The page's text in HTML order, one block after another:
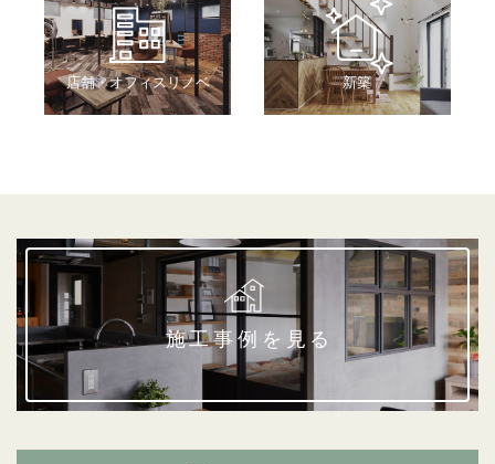
店舗・オフィスリノベ 新築
施工事例を見る